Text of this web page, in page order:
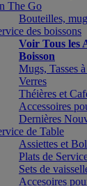
The Go
Bouteilles,
des boissons
Voir Tous les
Boisson
Mugs, Tasses
Verres
Théières et
Accessoires
Dernières
de Table
Assiettes et
Plats de
Sets de
Accesoires